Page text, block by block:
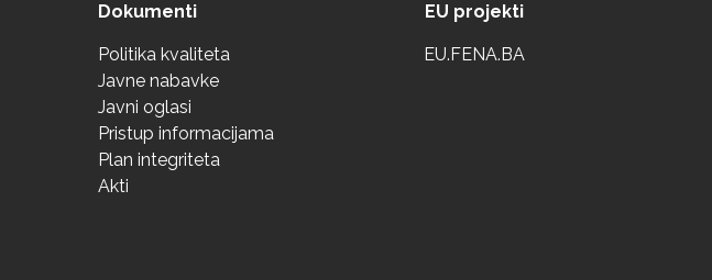
Dokumenti
Politika kvaliteta
Javne nabavke
Javni oglasi
Pristup informacijama
Plan integriteta
Akti
EU projekti
EU.FENA.BA